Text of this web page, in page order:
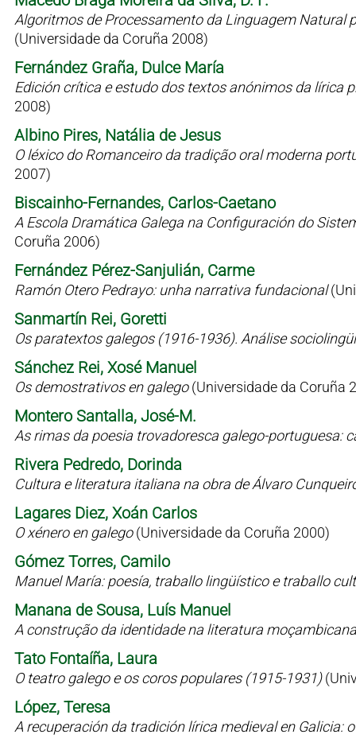
Algoritmos de Processamento da Linguagem Natural
(Universidade da Coruña 2008)
Fernández Graña, Dulce María
Edición crítica e estudo dos textos anónimos da lírica
2008)
Albino Pires, Natália de Jesus
O léxico do Romanceiro da tradição oral moderna
2007)
Biscainho-Fernandes, Carlos-Caetano
A Escola Dramática Galega na Configuración do
Coruña 2006)
Fernández Pérez-Sanjulián, Carme
Ramón Otero Pedrayo: unha narrativa fundacional
Sanmartín Rei, Goretti
Os paratextos galegos (1916-1936). Análise
Sánchez Rei, Xosé Manuel
Os demostrativos en galego(Universidade da Coruña
Montero Santalla, José-M.
As rimas da poesia trovadoresca galego-portuguesa:
Rivera Pedredo, Dorinda
Cultura e literatura italiana na obra de Álvaro
Lagares Diez, Xoán Carlos
O xénero en galego(Universidade da Coruña 2000)
Gómez Torres, Camilo
Manuel María: poesía, traballo lingüístico e traballo
Manana de Sousa, Luís Manuel
A construção da identidade na literatura
Tato Fontaíña, Laura
O teatro galego e os coros populares (1915-1931)
López, Teresa
A recuperación da tradición lírica medieval en Galicia: